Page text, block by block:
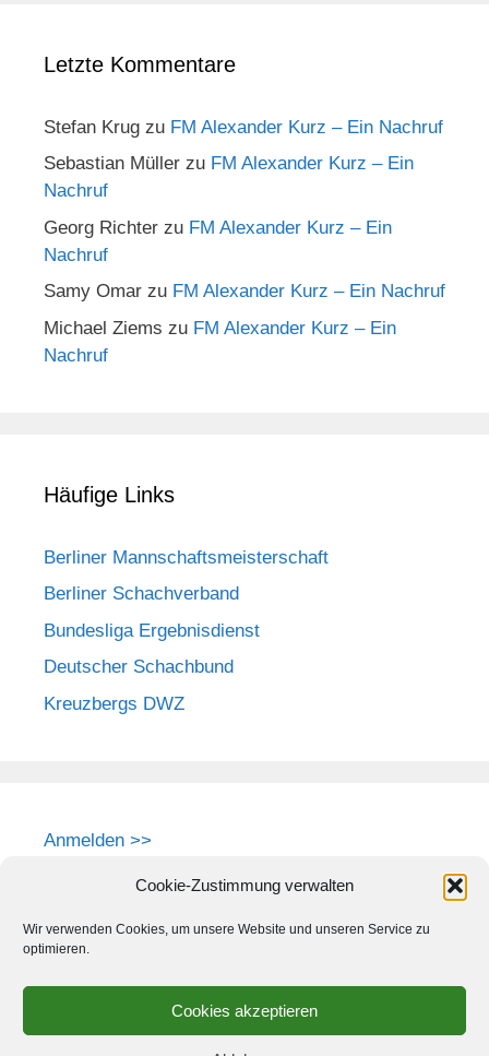
Cookie-Zustimmung verwalten
Wir verwenden Cookies, um unsere Website und unseren Service zu
optimieren.
Cookies akzeptieren
Letzte Kommentare
Stefan Krug zu FM Alexander Kurz – Ein Nachruf
Sebastian Müller zu FM Alexander Kurz – Ein
Nachruf
Georg Richter zu FM Alexander Kurz – Ein
Nachruf
Samy Omar zu FM Alexander Kurz – Ein Nachruf
Michael Ziems zu FM Alexander Kurz – Ein
Nachruf
Häufige Links
Berliner Mannschaftsmeisterschaft
Berliner Schachverband
Bundesliga Ergebnisdienst
Deutscher Schachbund
Kreuzbergs DWZ
Anmelden >>